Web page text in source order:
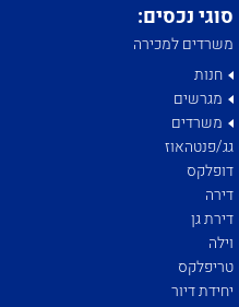
סוגי נכסים:
משרדים למכירה
חנות
מגרשים
משרדים
גג/פנטהאוז
דופלקס
דירה
דירת גן
וילה
טריפלקס
יחידת דיור